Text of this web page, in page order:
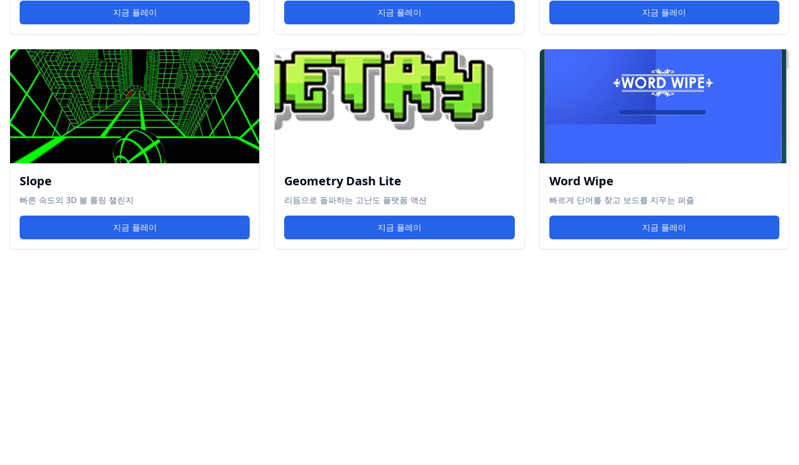
지금 플레이 지금 플레이 지금 플레이
Slope
빠른 속도의 3D 볼 롤링 챌린지
지금 플레이
Geometry Dash Lite
리듬으로 돌파하는 고난도 플랫폼 액션
지금 플레이
Word Wipe
빠르게 단어를 찾고 보드를 지우는 퍼즐
지금 플레이